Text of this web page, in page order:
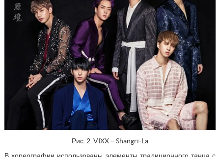
Рис. 2. VIXX – Shangri-La